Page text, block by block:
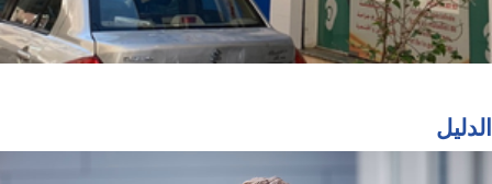
الدليل